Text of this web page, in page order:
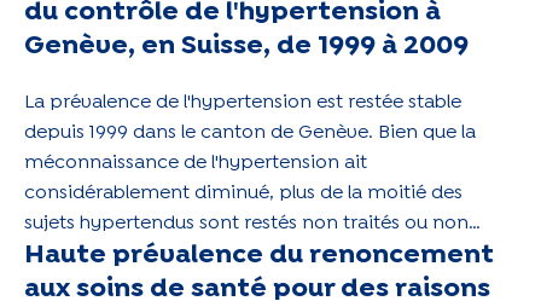
du contrôle de l'hypertension à
Genève, en Suisse, de 1999 à 2009
La prévalence de l'hypertension est restée stable
depuis 1999 dans le canton de Genève. Bien que la
méconnaissance de l'hypertension ait
considérablement diminué, plus de la moitié des
sujets hypertendus sont restés non traités ou non
contrôlés en 2004-2009. L’étude a permis d’identifier
des déterminants qui devraient guider les
Haute prévalence du renoncement
aux soins de santé pour des raisons